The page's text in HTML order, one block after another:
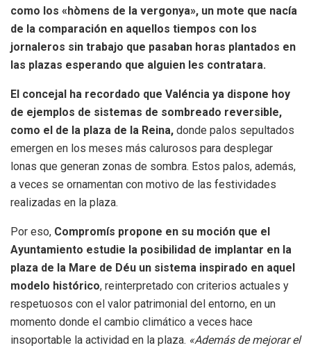
como los «hòmens de la vergonya», un mote que nacía
de la comparación en aquellos tiempos con los
jornaleros sin trabajo que pasaban horas plantados en
las plazas esperando que alguien les contratara.
El concejal ha recordado que Valéncia ya dispone hoy
de ejemplos de sistemas de sombreado reversible,
como el de la plaza de la Reina, donde palos sepultados
emergen en los meses más calurosos para desplegar
lonas que generan zonas de sombra. Estos palos, además,
a veces se ornamentan con motivo de las festividades
realizadas en la plaza.
Por eso, Compromís propone en su moción que el
Ayuntamiento estudie la posibilidad de implantar en la
plaza de la Mare de Déu un sistema inspirado en aquel
modelo histórico, reinterpretado con criterios actuales y
respetuosos con el valor patrimonial del entorno, en un
momento donde el cambio climático a veces hace
insoportable la actividad en la plaza. «Además de mejorar el